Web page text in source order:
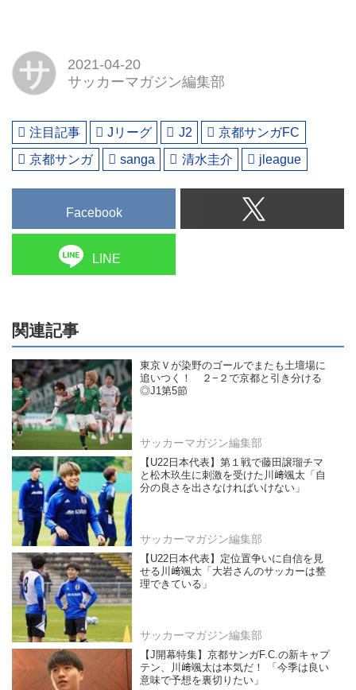
サ
2021-04-20
サッカーマガジン編集部
注目記事 Jリーグ J2
京都サンガFC
京都サンガ
sanga 清水圭介 jleague
Facebook
LINE
関連記事
東京Ｖが染野のゴールでまたも土壇場に
追いつく！ ２−２で京都と引き分ける
◎J1第5節
サッカーマガジン編集部
【U22日本代表】第１戦で藤田譲瑠チマ
と松木玖生に刺激を受けた川﨑颯太「自
分の良さを出さなければいけない」
サッカーマガジン編集部
【U22日本代表】定位置争いに自信を見
せる川﨑颯太「大岩さんのサッカーは整
理できている」
サッカーマガジン編集部
【J開幕特集】京都サンガF.C.の新キャプ
テン、川﨑颯太は本気だ！ 「今季は良い
意味で予想を裏切りたい」